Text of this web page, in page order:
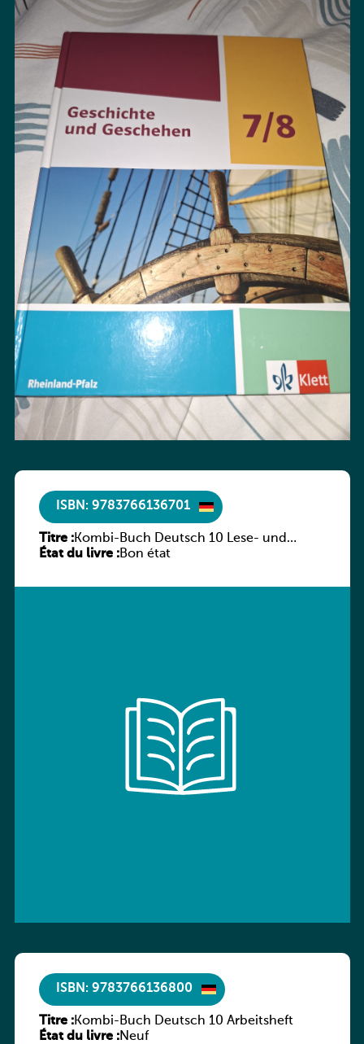
ISBN: 9783766136701
Titre :Kombi-Buch Deutsch 10 Lese- und
Sprachbuch
État du livre :Bon état
ISBN: 9783766136800
Titre :Kombi-Buch Deutsch 10 Arbeitsheft
État du livre :Neuf